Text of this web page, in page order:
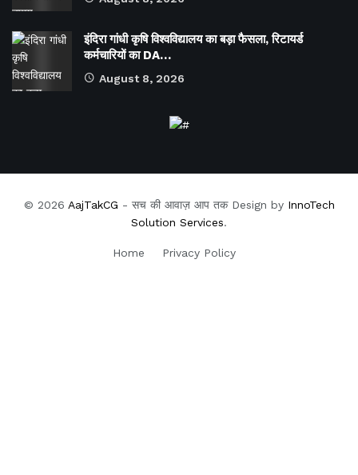
इंदिरा गांधी कृषि विश्वविद्यालय का बड़ा फैसला, रिटायर्ड
कर्मचारियों का DA…
August 8, 2026
© 2026 AajTakCG - सच की आवाज़ आप तक Design by InnoTech
Solution Services.
Home Privacy Policy